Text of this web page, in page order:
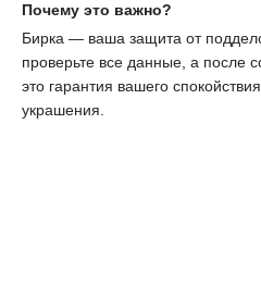
Почему это важно?
Бирка — ваша защита от
проверьте все данные, а после
это гарантия вашего
украшения.